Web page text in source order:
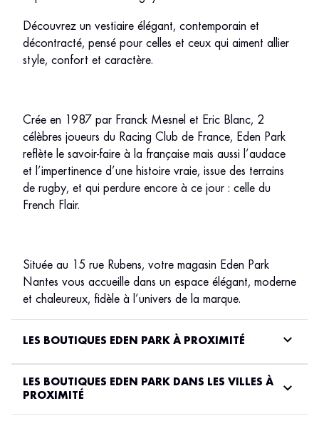
Découvrez un vestiaire élégant, contemporain et
décontracté, pensé pour celles et ceux qui aiment allier
style, confort et caractère.
Crée en 1987 par Franck Mesnel et Eric Blanc, 2
célèbres joueurs du Racing Club de France, Eden Park
reflète le savoir-faire à la française mais aussi l’audace
et l’impertinence d’une histoire vraie, issue des terrains
de rugby, et qui perdure encore à ce jour : celle du
French Flair.
Située au 15 rue Rubens, votre magasin Eden Park
Nantes vous accueille dans un espace élégant, moderne
et chaleureux, fidèle à l’univers de la marque.
LES BOUTIQUES EDEN PARK À PROXIMITÉ
LES BOUTIQUES EDEN PARK DANS LES VILLES À
PROXIMITÉ